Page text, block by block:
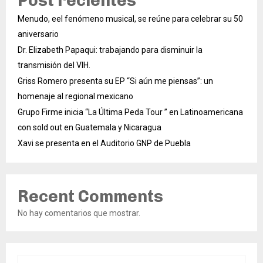
Menudo, eel fenómeno musical, se reúne para celebrar su 50
aniversario
Dr. Elizabeth Papaqui: trabajando para disminuir la
transmisión del VIH.
Griss Romero presenta su EP “Si aún me piensas”: un
homenaje al regional mexicano
Grupo Firme inicia “La Última Peda Tour ” en Latinoamericana
con sold out en Guatemala y Nicaragua
Xavi se presenta en el Auditorio GNP de Puebla
Recent Comments
No hay comentarios que mostrar.